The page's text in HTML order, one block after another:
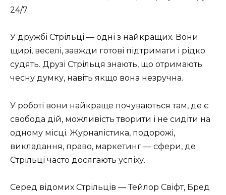
24/7.
У дружбі Стрільці — одні з найкращих. Вони
щирі, веселі, завжди готові підтримати і рідко
судять. Друзі Стрільця знають, що отримають
чесну думку, навіть якщо вона незручна.
У роботі вони найкраще почуваються там, де є
свобода дій, можливість творити і не сидіти на
одному місці. Журналістика, подорожі,
викладання, право, маркетинг — сфери, де
Стрільці часто досягають успіху.
Серед відомих Стрільців — Тейлор Свіфт, Бред